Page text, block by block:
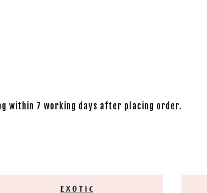
within 7 working days after placing order.